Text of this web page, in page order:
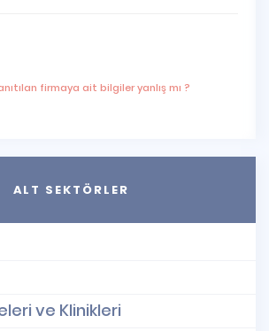
firmaya ait bilgiler yanlış mı ?
ALT SEKTÖRLER
ve Klinikleri